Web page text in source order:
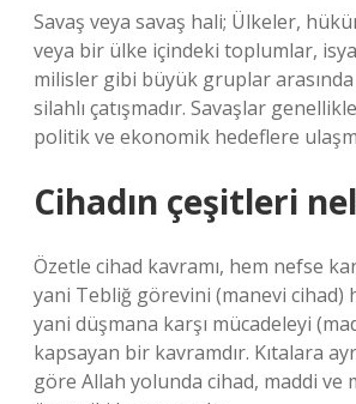
Savaş veya savaş hali; Ülkeler,
veya bir ülke içindeki toplumlar,
milisler gibi büyük gruplar
silahlı çatışmadır. Savaşlar
politik ve ekonomik hedeflere
Cihadın çeşitleri
Özetle cihad kavramı, hem nefse
yani Tebliğ görevini (manevi cihad)
yani düşmana karşı mücadeleyi
kapsayan bir kavramdır. Kıtalara
göre Allah yolunda cihad, maddi ve